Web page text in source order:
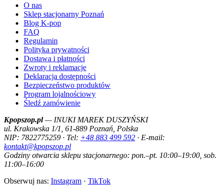
O nas
Sklep stacjonarny Poznań
Blog K-pop
FAQ
Regulamin
Polityka prywatności
Dostawa i płatności
Zwroty i reklamacje
Deklaracja dostępności
Bezpieczeństwo produktów
Program lojalnościowy
Śledź zamówienie
Kpopszop.pl— INUKI MAREK DUSZYŃSKI
ul. Krakowska 1/1, 61-889 Poznań, Polska
NIP: 7822775259 · Tel: +48 883 499 592 · E-mail:
kontakt@kpopszop.pl
Godziny otwarcia sklepu stacjonarnego: pon.–pt. 10:00–19:00, sob.
11:00–16:00
Obserwuj nas: Instagram · TikTok